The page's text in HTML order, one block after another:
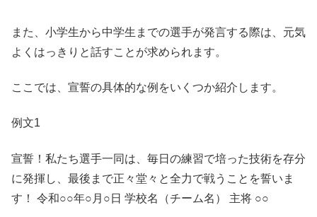
また、小学生から中学生までの選手が発言する際は、元気
よくはっきりと話すことが求められます。
ここでは、宣誓の具体的な例をいくつか紹介します。
例文1
宣誓！私たち選手一同は、毎日の練習で培った技術を存分
に発揮し、最後まで正々堂々と全力で戦うことを誓いま
す！ 令和○○年○月○日 学校名（チーム名） 主将 ○○